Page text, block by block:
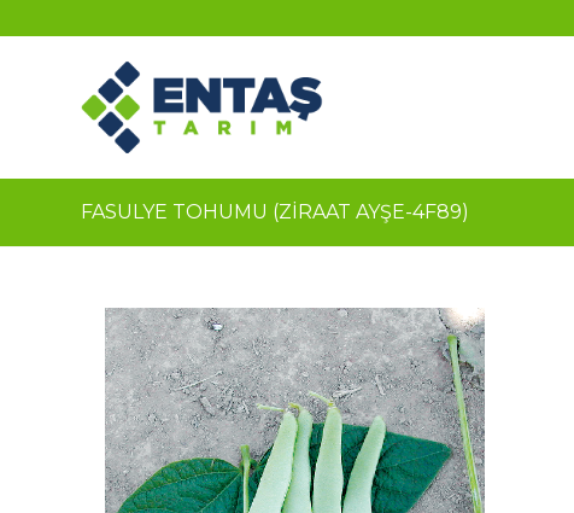
FASULYE TOHUMU (ZİRAAT AYŞE-4F89)